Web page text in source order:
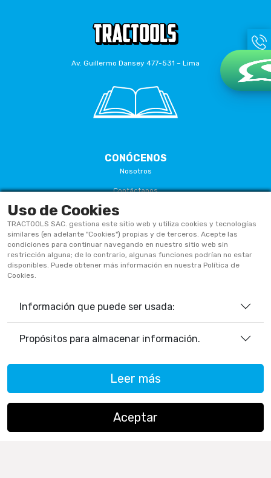
Av. Guillermo Dansey 477-531 – Lima
CONÓCENOS
Nosotros
Contáctanos
Términos Y Condiciones
Políticas De Privacidad
Políticas De Cookies
Preguntas Frecuentes
933906515
Horario de Atención:
/ 2:00 p.m. a 5:30 p.m.
Sábados: 9:00 a.m. a 12:30 p.m.
Uso de Cookies
TRACTOOLS SAC. gestiona este sitio web y utiliza cookies y tecnologías
similares (en adelante "Cookies") propias y de terceros. Acepte las
condiciones para continuar navegando en nuestro sitio web sin
restricción alguna; de lo contrario, algunas funciones podrían no estar
disponibles. Puede obtener más información en nuestra Política de
Cookies.
Información que puede ser usada:
Propósitos para almacenar información.
Leer más
Aceptar